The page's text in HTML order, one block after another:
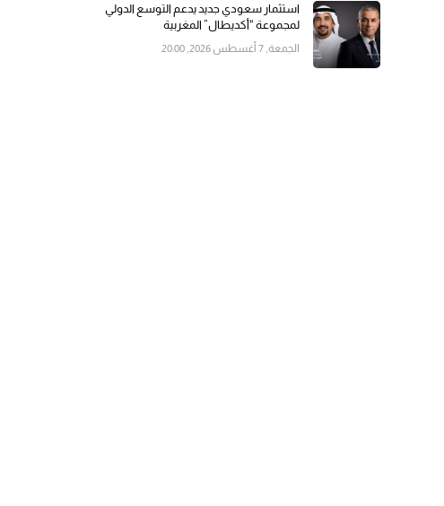
استثمار سعودي جديد يدعم التوسع الدولي
لمجموعة “أكديطال” المغربية
الجمعة, 7 أغسطس 2026, 20:00